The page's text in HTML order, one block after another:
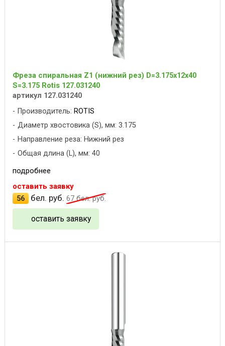
Фреза спиральная Z1 (нижний рез) D=3.175x12x40
S=3.175 Rotis 127.031240
артикул 127.031240
Производитель: ROTIS
Диаметр хвостовика (S), мм: 3.175
Направление реза: Нижний рез
Общая длина (L), мм: 40
подробнее
оставить заявку
56
бел. руб. 67бел. руб.
оставить заявку